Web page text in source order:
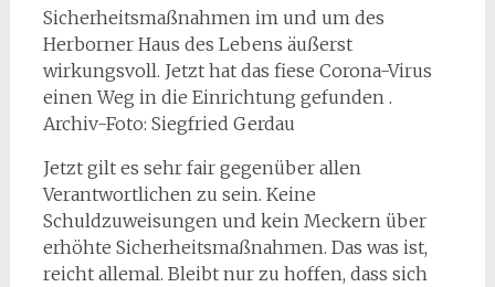
Sicherheitsmaßnahmen im und um des
Herborner Haus des Lebens äußerst
wirkungsvoll. Jetzt hat das fiese Corona-Virus
einen Weg in die Einrichtung gefunden .
Archiv-Foto: Siegfried Gerdau
Jetzt gilt es sehr fair gegenüber allen
Verantwortlichen zu sein. Keine
Schuldzuweisungen und kein Meckern über
erhöhte Sicherheitsmaßnahmen. Das was ist,
reicht allemal. Bleibt nur zu hoffen, dass sich